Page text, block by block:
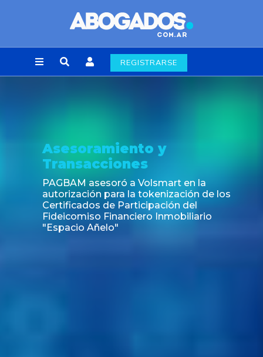
REGISTRARSE
Asesoramiento y
Transacciones
PAGBAM asesoró a Volsmart en la
autorización para la tokenización de los
Certificados de Participación del
Fideicomiso Financiero Inmobiliario
"Espacio Añelo"